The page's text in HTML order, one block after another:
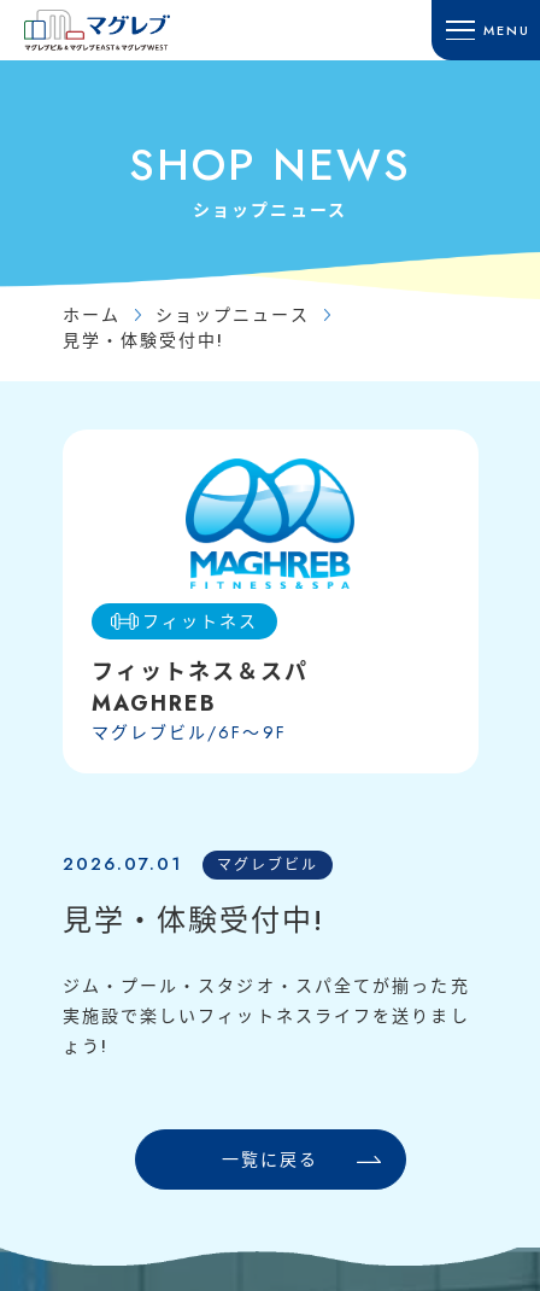
MENU
TOWN GUIDE
マグレブEAST
マグレブWEST
マグレブパーキング
新着情報
SHOP NEWS
ACCESS
アクセス・駐車場
採用情報
CONTACT
サイトマップ
運営会社 催事/物件
SHOP NEWS
ショップニュース
ホーム
ショップニュース
見学・体験受付中!
フィットネス
フィットネス＆スパ
MAGHREB
マグレブビル/6F〜9F
2026.07.01 マグレブビル
見学・体験受付中!
ジム・プール・スタジオ・スパ全てが揃った充
実施設で楽しいフィットネスライフを送りまし
ょう!
一覧に戻る